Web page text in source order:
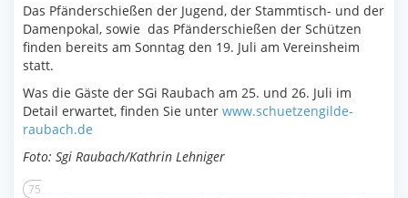
Das Pfänderschießen der Jugend, der Stammtisch- und der
Damenpokal, sowie das Pfänderschießen der Schützen
finden bereits am Sonntag den 19. Juli am Vereinsheim
statt.
Was die Gäste der SGi Raubach am 25. und 26. Juli im
Detail erwartet, finden Sie unter www.schuetzengilde-
raubach.de
Foto: Sgi Raubach/Kathrin Lehniger
75